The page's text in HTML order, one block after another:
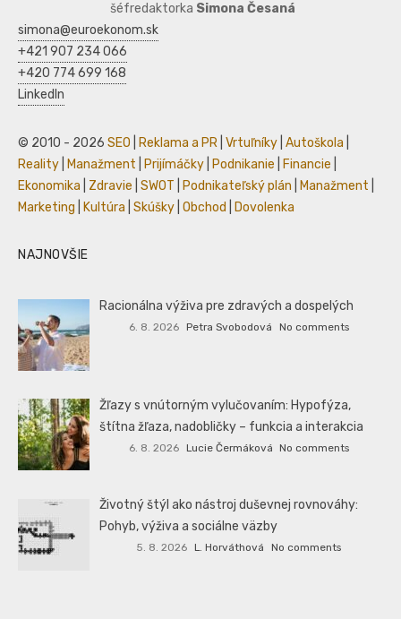
šéfredaktorka Simona Česaná
simona@euroekonom.sk
+421 907 234 066
+420 774 699 168
LinkedIn
© 2010 - 2026 SEO Reklama a PR Vrtuľníky Autoškola
Reality
Manažment Prijímáčky Podnikanie Financie
Ekonomika
Zdravie SWOT Podnikateľský plán Manažment
Marketing
Kultúra Skúšky Obchod Dovolenka
NAJNOVŠIE
Racionálna výživa pre zdravých a dospelých
6. 8. 2026 Petra Svobodová No comments
Žľazy s vnútorným vylučovaním: Hypofýza,
štítna žľaza, nadobličky – funkcia a interakcia
6. 8. 2026 Lucie Čermáková No comments
Životný štýl ako nástroj duševnej rovnováhy:
Pohyb, výživa a sociálne väzby
5. 8. 2026 L. Horváthová No comments